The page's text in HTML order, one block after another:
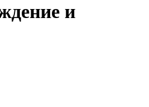
и